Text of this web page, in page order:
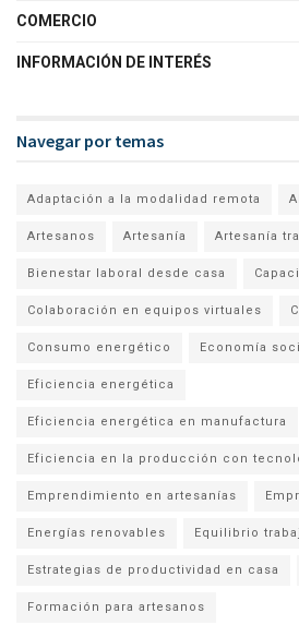
COMERCIO
INFORMACIÓN DE INTERÉS
Navegar por temas
Adaptación a la modalidad remota
Artesanos Artesanía Artesanía
Bienestar laboral desde casa
Colaboración en equipos virtuales
Consumo energético Economía
Eficiencia energética
Eficiencia energética en manufactura
Eficiencia en la producción con
Emprendimiento en artesanías
Energías renovables Equilibrio
Estrategias de productividad en casa
Formación para artesanos